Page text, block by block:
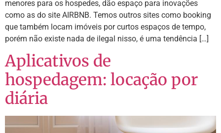
menores para os hospedes, dão espaço para inovações
como as do site AIRBNB. Temos outros sites como booking
que também locam imóveis por curtos espaços de tempo,
porém não existe nada de ilegal nisso, é uma tendência […]
Aplicativos de
hospedagem: locação por
diária